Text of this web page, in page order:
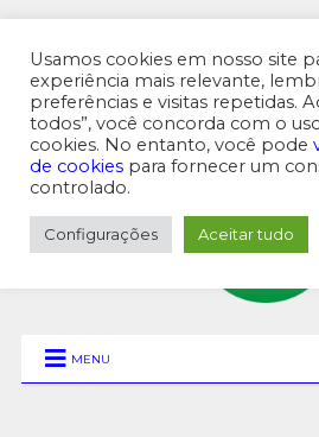
MENU SUPERIOR
MENU
Usamos cookies em nosso site
experiência mais relevante,
preferências e visitas repetidas.
todos”, você concorda com o
cookies. No entanto, você pode
de cookies para fornecer um
controlado.
Configurações Aceitar tudo